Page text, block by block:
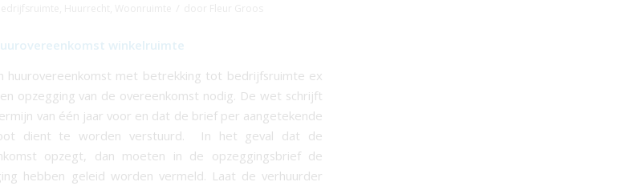
winkelruimte
huurovereenkomst met betrekking tot bedrijfsruimte ex
opzegging van de overeenkomst nodig. De wet schrijft
van één jaar voor en dat de brief per aangetekende
dient te worden verstuurd. In het geval dat de
opzegt, dan moeten in de opzeggingsbrief de
hebben geleid worden vermeld. Laat de verhuurder